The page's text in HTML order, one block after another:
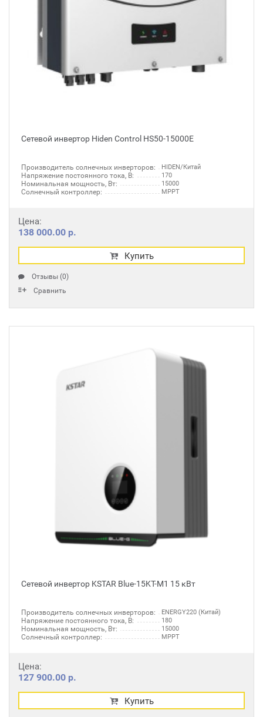
Сетевой инвертор Hiden Control HS50-15000E
Производитель солнечных инверторов: HIDEN/Китай
Напряжение постоянного тока, В: 170
Номинальная мощность, Вт: 15000
Солнечный контроллер: MPPT
Цена:
138 000.00 р.
Купить
Отзывы (0)
Сравнить
Сетевой инвертор KSTAR Blue-15KT-M1 15 кВт
Производитель солнечных инверторов: ENERGY220 (Китай)
Напряжение постоянного тока, В: 180
Номинальная мощность, Вт: 15000
Солнечный контроллер: MPPT
Цена:
127 900.00 р.
Купить